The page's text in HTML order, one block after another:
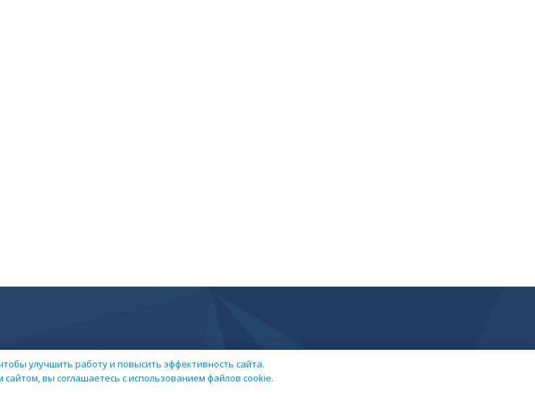
улучшить работу и повысить эффективность сайта.
вы соглашаетесь с использованием файлов cookie.